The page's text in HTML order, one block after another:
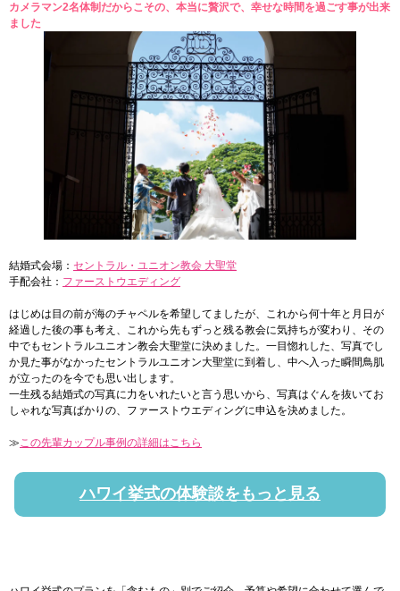
カメラマン2名体制だからこその、本当に贅沢で、幸せな時間を過ごす事が出来
ました
結婚式会場： セントラル・ユニオン教会 大聖堂
手配会社： ファーストウエディング
はじめは目の前が海のチャペルを希望してましたが、これから何十年と月日が
経過した後の事も考え、これから先もずっと残る教会に気持ちが変わり、その
中でもセントラルユニオン教会大聖堂に決めました。一目惚れした、写真でし
か見た事がなかったセントラルユニオン大聖堂に到着し、中へ入った瞬間鳥肌
が立ったのを今でも思い出します。
一生残る結婚式の写真に力をいれたいと言う思いから、写真はぐんを抜いてお
しゃれな写真ばかりの、ファーストウエディングに申込を決めました。
≫この先輩カップル事例の詳細はこちら
ハワイ挙式の体験談をもっと見る